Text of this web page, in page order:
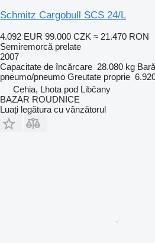
Schmitz Cargobull SCS 24/L
4.092 EUR 99.000 CZK ≈ 21.470 RON
Semiremorcă prelate
2007
Capacitate de încărcare 28.080 kg
pneumo/pneumo Greutate proprie
Cehia, Lhota pod Libčany
BAZAR ROUDNICE
Luați legătura cu vânzătorul